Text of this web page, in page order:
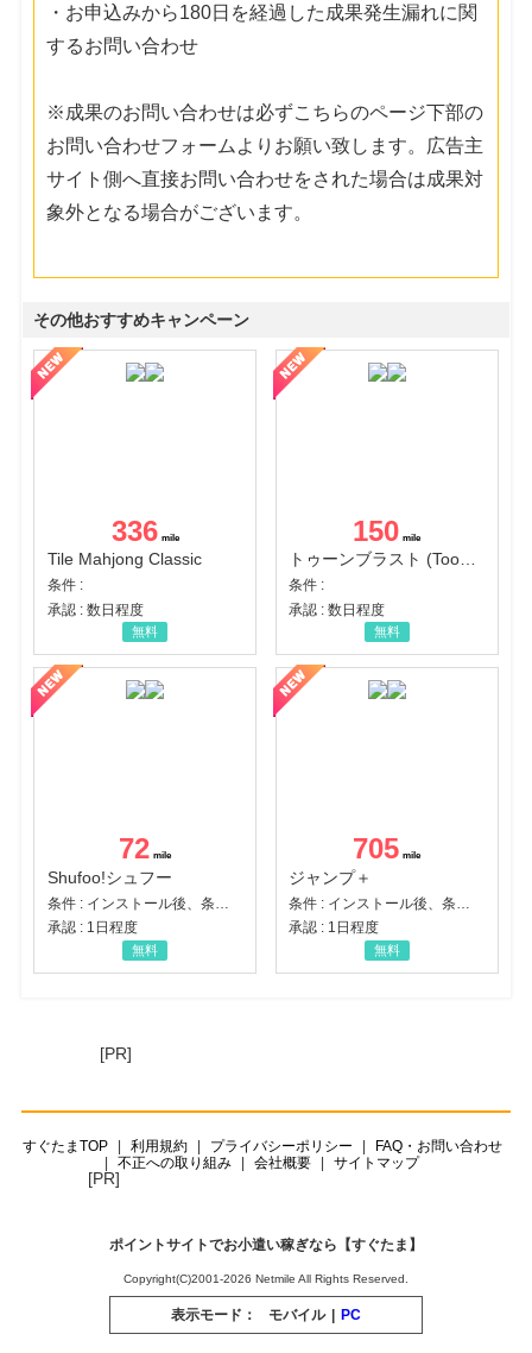
・お申込みから180日を経過した成果発生漏れに関
するお問い合わせ
※成果のお問い合わせは必ずこちらのページ下部の
お問い合わせフォームよりお願い致します。広告主
サイト側へ直接お問い合わせをされた場合は成果対
象外となる場合がございます。
その他おすすめキャンペーン
336
Tile Mahjong Classic
条件 :
承認 : 数日程度
無料
150
トゥーンブラスト (Toon Blast)
条件 :
承認 : 数日程度
無料
72
Shufoo!シュフー
承認 : 1日程度
無料
705
ジャンプ＋
承認 : 1日程度
無料
[PR]
すぐたまTOP 利用規約 プライバシーポリシー
FAQ・お問い合わせ
不正への取り組み
会社概要 サイトマップ
[PR]
ポイントサイトでお小遣い稼ぎなら【すぐたま】
Copyright(C)2001-2026 Netmile All Rights Reserved.
表示モード： モバイル | PC